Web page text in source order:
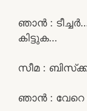
ഞാൻ :
കിട്ടുക…
സീമ :
ഞാൻ :